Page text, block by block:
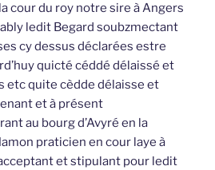
cour du roy notre sire à Angers
ledit Begard soubzmectant
cy dessus déclarées estre
quicté céddé délaissé et
etc quite cèdde délaisse et
et à présent
au bourg d’Avyré en la
praticien en cour laye à
et stipulant pour ledit